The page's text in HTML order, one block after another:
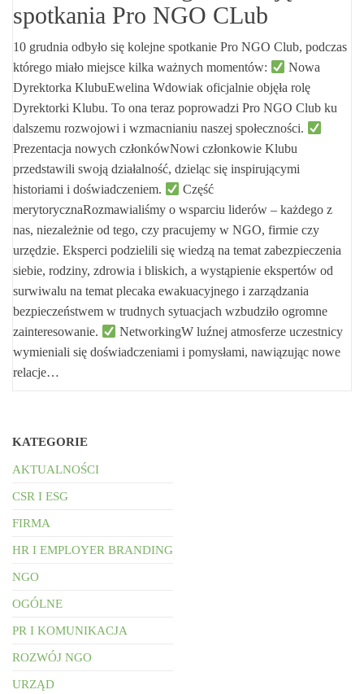
spotkania Pro NGO CLub
10 grudnia odbyło się kolejne spotkanie Pro NGO Club, podczas
którego miało miejsce kilka ważnych momentów:
Nowa
Dyrektorka KlubuEwelina Wdowiak oficjalnie objęła rolę
Dyrektorki Klubu. To ona teraz poprowadzi Pro NGO Club ku
dalszemu rozwojowi i wzmacnianiu naszej społeczności.
Prezentacja nowych członkówNowi członkowie Klubu
przedstawili swoją działalność, dzieląc się inspirującymi
historiami i doświadczeniem.
Część
merytorycznaRozmawialiśmy o wsparciu liderów – każdego z
nas, niezależnie od tego, czy pracujemy w NGO, firmie czy
urzędzie. Eksperci podzielili się wiedzą na temat zabezpieczenia
siebie, rodziny, zdrowia i bliskich, a wystąpienie ekspertów od
surwiwalu na temat plecaka ewakuacyjnego i zarządzania
bezpieczeństwem w trudnych sytuacjach wzbudziło ogromne
zainteresowanie.
NetworkingW luźnej atmosferze uczestnicy
wymieniali się doświadczeniami i pomysłami, nawiązując nowe
relacje…
KATEGORIE
AKTUALNOŚCI
CSR I ESG
FIRMA
HR I EMPLOYER BRANDING
NGO
OGÓLNE
PR I KOMUNIKACJA
ROZWÓJ NGO
URZĄD